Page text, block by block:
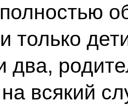
только
два,
всякий